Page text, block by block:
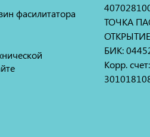
фасилитатора
ТОЧКА
БИК:
Корр. счет: